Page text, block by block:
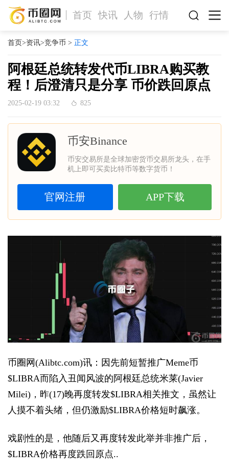
首页 快讯 人物 行情
首页>资讯>竞争币 > 正文
阿根廷总统转发代币LIBRA购买教
程！后澄清只是分享 币价跌回原点
2025-02-19 03:32 825
币安Binance
币安交易所是全球加密货币交易所龙头，在手
机上即可买卖比特币等数字货币！
官网注册 APP下载
币圈网(Alibtc.com)讯：因先前短暂推广Meme币
$LIBRA而陷入丑闻风波的阿根廷总统米莱(Javier
Milei)，昨(17)晚再度转发$LIBRA相关推文，虽然让
人摸不着头绪，但仍激励$LIBRA价格短时飙涨。
戏剧性的是，他随后又再度转发此举并非推广后，
$LIBRA价格再度跌回原点..